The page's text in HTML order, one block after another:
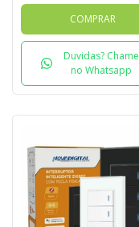
COMPRAR
Duvidas? Chame
no Whatsapp